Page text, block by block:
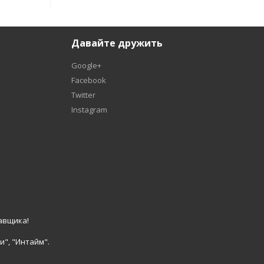
Давайте дружить
Google+
Facebook
Twitter
Instagram
"Интайм".